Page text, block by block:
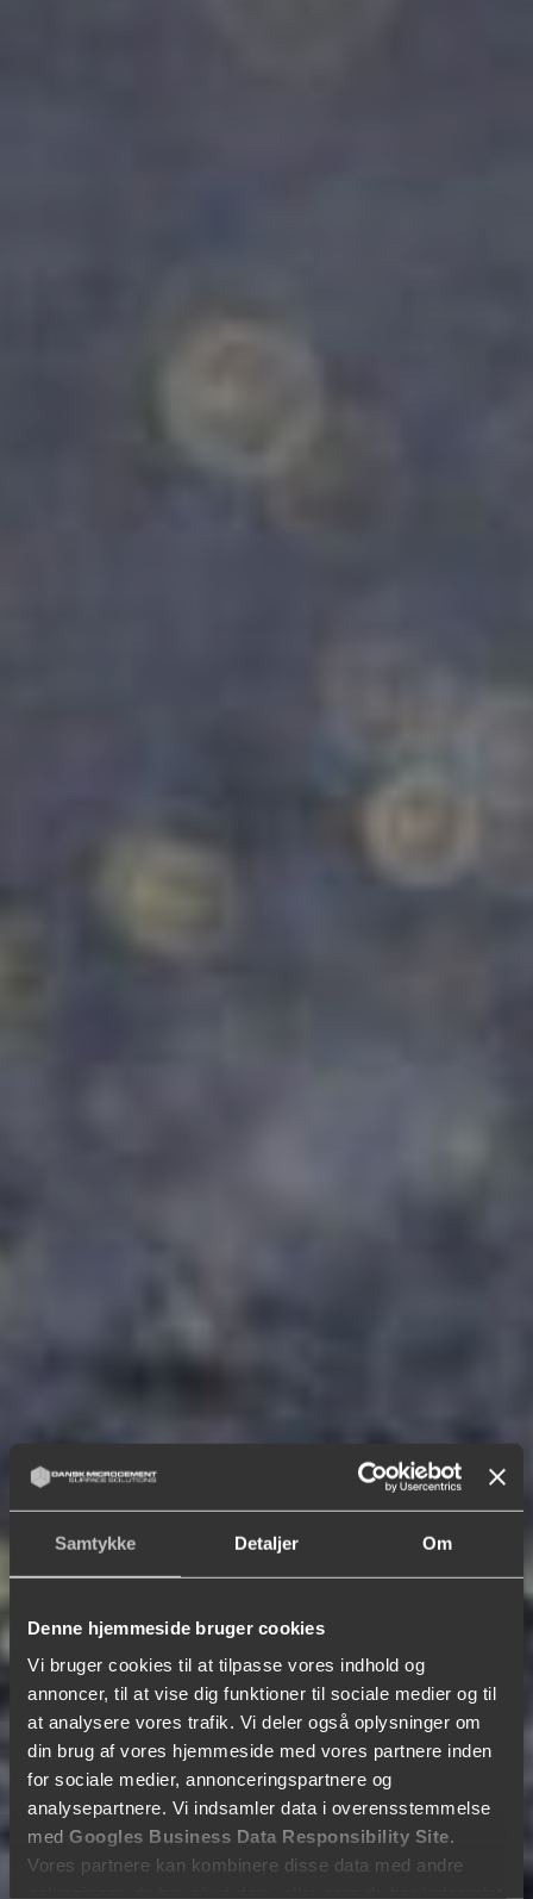
Samtykke Detaljer Om
Denne hjemmeside bruger cookies
Vi bruger cookies til at tilpasse vores indhold og
annoncer, til at vise dig funktioner til sociale medier og til
at analysere vores trafik. Vi deler også oplysninger om
din brug af vores hjemmeside med vores partnere inden
for sociale medier, annonceringspartnere og
analysepartnere. Vi indsamler data i overensstemmelse
med Googles Business Data Responsibility Site.
Vores partnere kan kombinere disse data med andre
Få et tilbud